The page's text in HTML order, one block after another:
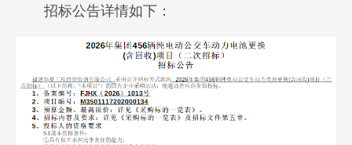
招标公告详情如下：